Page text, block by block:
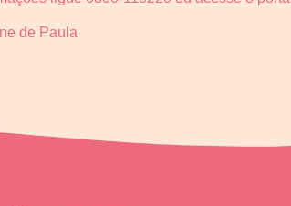
de Paula